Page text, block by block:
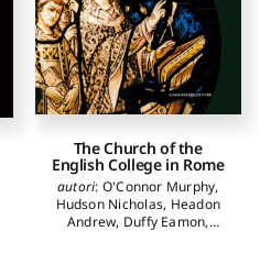
The Church of the
English College in Rome
autori: O'Connor Murphy,
Hudson Nicholas, Headon
Andrew, Duffy Eamon,